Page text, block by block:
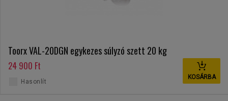
Toorx VAL-20DGN egykezes súlyzó szett 20 kg
24 900 Ft
KOSÁRBA
Hasonlít